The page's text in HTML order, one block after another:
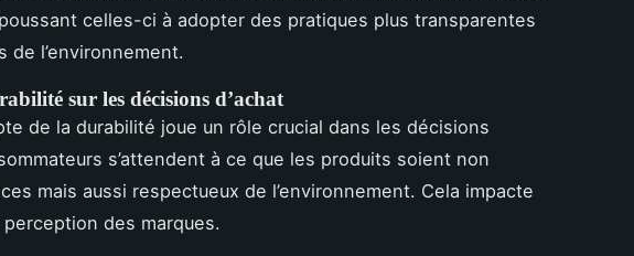
celles-ci à adopter des pratiques plus transparentes
de l’environnement.
sur les décisions d’achat
de la durabilité joue un rôle crucial dans les décisions
s’attendent à ce que les produits soient non
mais aussi respectueux de l’environnement. Cela impacte
des marques.